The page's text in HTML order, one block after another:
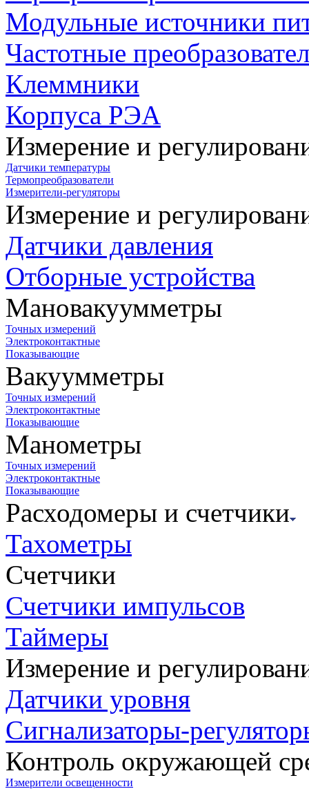
Модульные источники
Частотные
Клеммники
Корпуса РЭА
Измерение и
Датчики температуры
Термопреобразователи
Измерители-регуляторы
Измерение и
Датчики давления
Отборные устройства
Мановакуумметры
Точных измерений
Электроконтактные
Показывающие
Вакуумметры
Точных измерений
Электроконтактные
Показывающие
Манометры
Точных измерений
Электроконтактные
Показывающие
Расходомеры и счетчики
Тахометры
Счетчики
Счетчики импульсов
Таймеры
Измерение и
Датчики уровня
Сигнализаторы-
Контроль окружающей
Измерители освещенности